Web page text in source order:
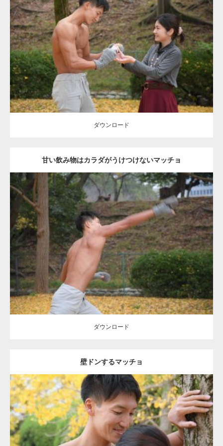
Update:2021.07.8
Category:公園のマッチョ その他 AKIHITO(細マッチョ) 上腕三頭筋
肩
ダウンロード
ダウンロード
甘い飲み物はカラダがうけつけないマッチョ
Update:2021.07.8
Category: 公園のマッチョ その他 AKIHITO(細マッチョ) 背中
ダウンロード
ダウンロード
壁ドンするマッチョ
Update: 2021.07.8
Category:公園のマッチョ その他 AKIHITO(細マッチョ) 大胸筋 肩 腹
筋